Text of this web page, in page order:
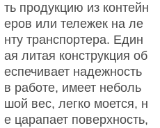
ть продукцию из контейн
еров или тележек на ле
нту транспортера. Един
ая литая конструкция об
еспечивает надежность
в работе, имеет неболь
шой вес, легко моется, н
е царапает поверхность,